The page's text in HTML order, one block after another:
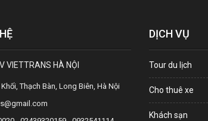
VIETTRANS HÀ NỘI
Thạch Bàn, Long Biên, Hà Nội
DỊCH VỤ
Tour du lịch
Cho thuê xe
Khách sạn